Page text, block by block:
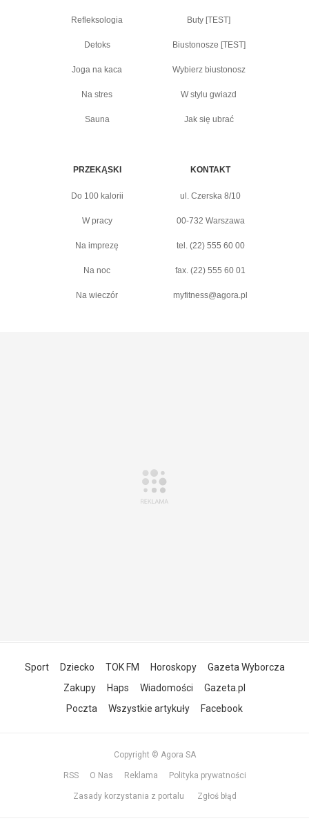
Refleksologia
Detoks
Joga na kaca
Na stres
Sauna
Buty [TEST]
Biustonosze [TEST]
Wybierz biustonosz
W stylu gwiazd
Jak się ubrać
PRZEKĄSKI
Do 100 kalorii
W pracy
Na imprezę
Na noc
Na wieczór
KONTAKT
ul. Czerska 8/10
00-732 Warszawa
tel. (22) 555 60 00
fax. (22) 555 60 01
myfitness@agora.pl
Sport Dziecko TOK FM Horoskopy
Gazeta Wyborcza
Zakupy
Haps Wiadomości
Gazeta.pl
Poczta
Wszystkie artykuły Facebook
Copyright © Agora SA
RSS O Nas Reklama Polityka prywatności
Zasady korzystania z portalu Zgłoś błąd